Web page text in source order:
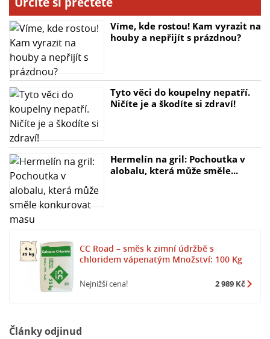
- 100 kg (4 × 25 kg)
- 250 kg (10 × 25 kg)
- 500 kg (20 × 25 kg)
Pokud potřebujete jiný objem nebo kombinované
balíčky, rádi vám připravíme individuální nabídku na
míru. Pro další produkty z naší nabídky se podívejte na
posypovou sůl. Objednávat můžete snadno online
prostřednictvím našeho e-shopu nebo nás kontaktovat
pomocí kontaktního formuláře.
Víme, kde rostou! Kam vyrazit na
houby a nepřijít s prázdnou?
Tyto věci do koupelny nepatří.
Ničíte je a škodíte si zdraví!
Hermelín na gril: Pochoutka v
alobalu, která může směle...
CC Road – směs k zimní údržbě s
chloridem vápenatým Množství: 100 Kg
Nejnižší cena! 2 989 Kč
Články odjinud